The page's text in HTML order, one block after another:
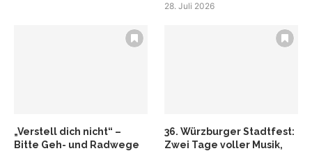
28. Juli 2026
„Verstell dich nicht“ –
Bitte Geh- und Radwege
36. Würzburger Stadtfest:
Zwei Tage voller Musik,